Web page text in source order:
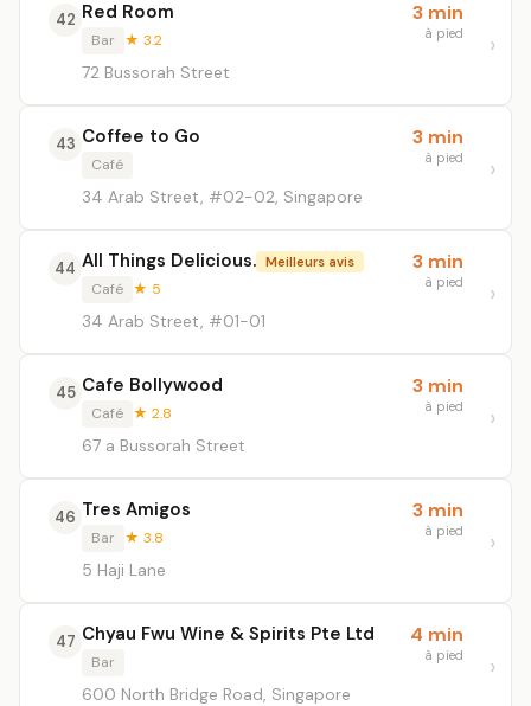
42 Red Room
Bar ★ 3.2
72 Bussorah Street
3 min
à pied
43 Coffee to Go
Café
34 Arab Street, #02-02, Singapore
3 min
à pied
44 All Things Delicious. Meilleurs avis
Café ★ 5
34 Arab Street, #01-01
3 min
à pied
45 Cafe Bollywood
Café ★ 2.8
67 a Bussorah Street
3 min
à pied
46 Tres Amigos
Bar ★ 3.8
5 Haji Lane
3 min
à pied
47 Chyau Fwu Wine & Spirits Pte Ltd
Bar
600 North Bridge Road, Singapore
4 min
à pied